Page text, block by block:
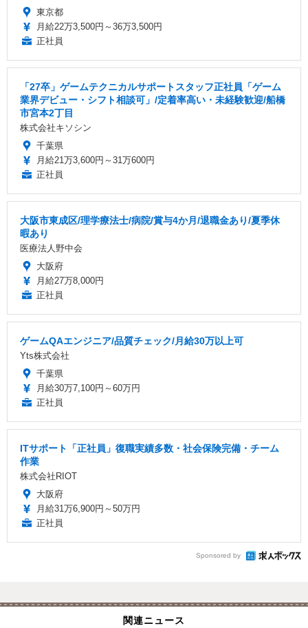
東京都
月給22万3,500円～36万3,500円
正社員
「27卒」ゲームテクニカルサポートスタッフ正社員「ゲーム
業界デビュー・シフト相談可」/定着率高い・未経験歓迎/船橋
市宮本2丁目
株式会社キソシン
千葉県
月給21万3,600円～31万600円
正社員
大阪市東成区/理学療法士/病院/賞与4か月/退職金あり/夏季休
暇あり
医療法人野中会
大阪府
月給27万8,000円
正社員
ゲームQAエンジニア/品質チェック/月給30万以上可
Yts株式会社
千葉県
月給30万7,100円～60万円
正社員
ITサポート「正社員」復職実績多数・社会保険完備・チーム
作業
株式会社RIOT
大阪府
月給31万6,900円～50万円
正社員
Sponsored by
関連ニュース